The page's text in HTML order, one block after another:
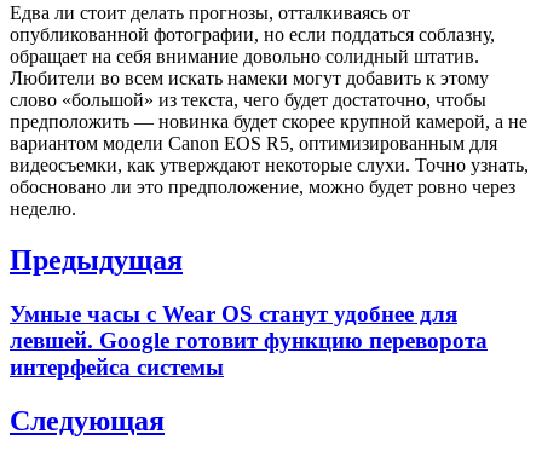
Едва ли стоит делать прогнозы, отталкиваясь от
опубликованной фотографии, но если поддаться соблазну,
обращает на себя внимание довольно солидный штатив.
Любители во всем искать намеки могут добавить к этому
слово «большой» из текста, чего будет достаточно, чтобы
предположить — новинка будет скорее крупной камерой, а не
вариантом модели Canon EOS R5, оптимизированным для
видеосъемки, как утверждают некоторые слухи. Точно узнать,
обосновано ли это предположение, можно будет ровно через
неделю.
Навигация
записям
Предыдущая
Previous
Умные часы с Wear OS станут удобнее для
левшей. Google готовит функцию переворота
интерфейса системы
Следующая